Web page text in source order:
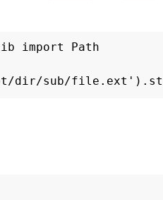
import Path
dir/sub/